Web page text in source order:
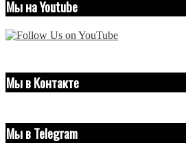
Мы на Youtube
Мы в Контакте
Мы в Telegram